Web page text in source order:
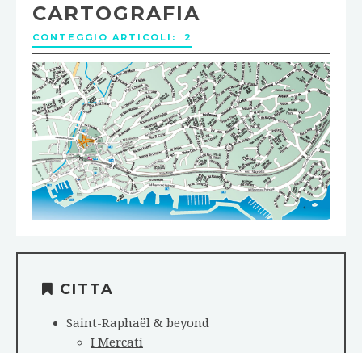
CARTOGRAFIA
CONTEGGIO ARTICOLI: 2
CITTA
Saint-Raphaël & beyond
I Mercati